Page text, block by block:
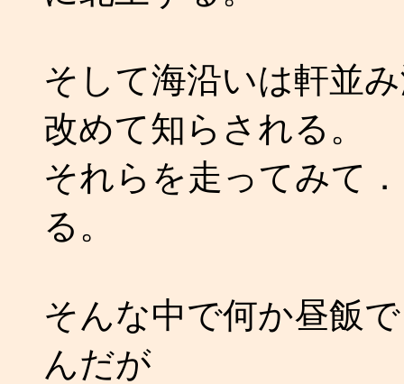
そして海沿いは軒並
改めて知らされる。
それらを走ってみて
る。
そんな中で何か昼飯
んだが